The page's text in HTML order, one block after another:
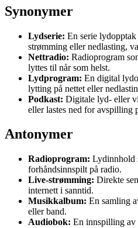
Synonymer
Lydserie: En serie
strømming eller nedlasting,
Nettradio: Radioprogram
lyttes til når som helst.
Lydprogram: En digital
lytting på nettet eller
Podkast: Digitale lyd- eller
eller lastes ned for avspilling
Antonymer
Radioprogram: Lydinnhold
forhåndsinnspilt på radio.
Live-strømming: Direkte
internett i sanntid.
Musikkalbum: En samling
eller band.
Audiobok: En innspilling av